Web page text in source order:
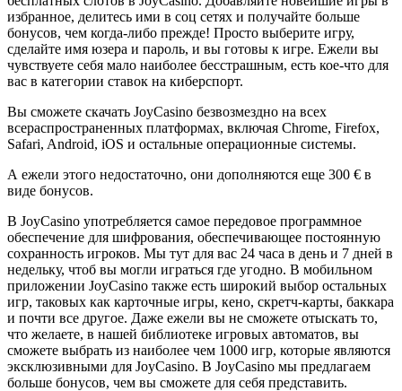
избранное, делитесь ими в соц сетях и получайте больше
бонусов, чем когда-либо прежде! Просто выберите игру,
сделайте имя юзера и пароль, и вы готовы к игре. Ежели вы
чувствуете себя мало наиболее бесстрашным, есть кое-что для
вас в категории ставок на киберспорт.
Вы сможете скачать JoyCasino безвозмездно на всех
всераспространенных платформах, включая Chrome, Firefox,
Safari, Android, iOS и остальные операционные системы.
А ежели этого недостаточно, они дополняются еще 300 € в
виде бонусов.
В JoyCasino употребляется самое передовое программное
обеспечение для шифрования, обеспечивающее постоянную
сохранность игроков. Мы тут для вас 24 часа в день и 7 дней в
недельку, чтоб вы могли играться где угодно. В мобильном
приложении JoyCasino также есть широкий выбор остальных
игр, таковых как карточные игры, кено, скретч-карты, баккара
и почти все другое. Даже ежели вы не сможете отыскать то,
что желаете, в нашей библиотеке игровых автоматов, вы
сможете выбрать из наиболее чем 1000 игр, которые являются
эксклюзивными для JoyCasino. В JoyCasino мы предлагаем
больше бонусов, чем вы сможете для себя представить.